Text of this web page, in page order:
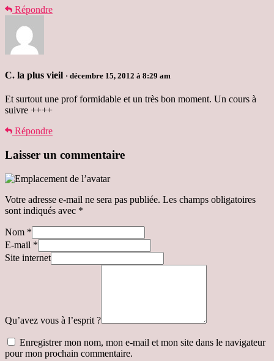
Répondre
C. la plus vieil · décembre 15, 2012 à 8:29 am
Et surtout une prof formidable et un très bon moment. Un cours à
suivre ++++
Répondre
Laisser un commentaire
Votre adresse e-mail ne sera pas publiée. Les champs obligatoires
sont indiqués avec *
Nom *
E-mail *
Site internet
Qu’avez vous à l’esprit ?
Enregistrer mon nom, mon e-mail et mon site dans le navigateur
pour mon prochain commentaire.